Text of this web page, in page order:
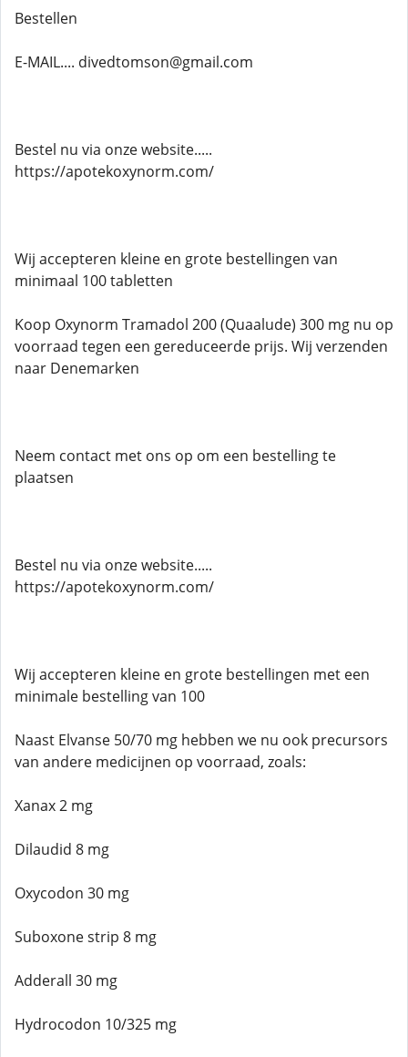
Bestellen
E-MAIL.... divedtomson@gmail.com
Bestel nu via onze website.....
https://apotekoxynorm.com/
Wij accepteren kleine en grote bestellingen van
minimaal 100 tabletten
Koop Oxynorm Tramadol 200 (Quaalude) 300 mg nu op
voorraad tegen een gereduceerde prijs. Wij verzenden
naar Denemarken
Neem contact met ons op om een ​​bestelling te
plaatsen
Bestel nu via onze website.....
https://apotekoxynorm.com/
Wij accepteren kleine en grote bestellingen met een
minimale bestelling van 100
Naast Elvanse 50/70 mg hebben we nu ook precursors
van andere medicijnen op voorraad, zoals:
Xanax 2 mg
Dilaudid 8 mg
Oxycodon 30 mg
Suboxone strip 8 mg
Adderall 30 mg
Hydrocodon 10/325 mg